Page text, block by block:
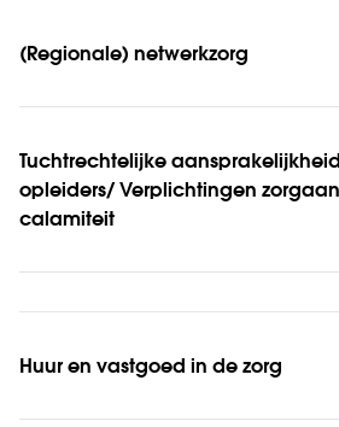
(Regionale) netwerkzorg
Tuchtrechtelijke
opleiders/ Verplichtingen
calamiteit
Huur en vastgoed in de zorg